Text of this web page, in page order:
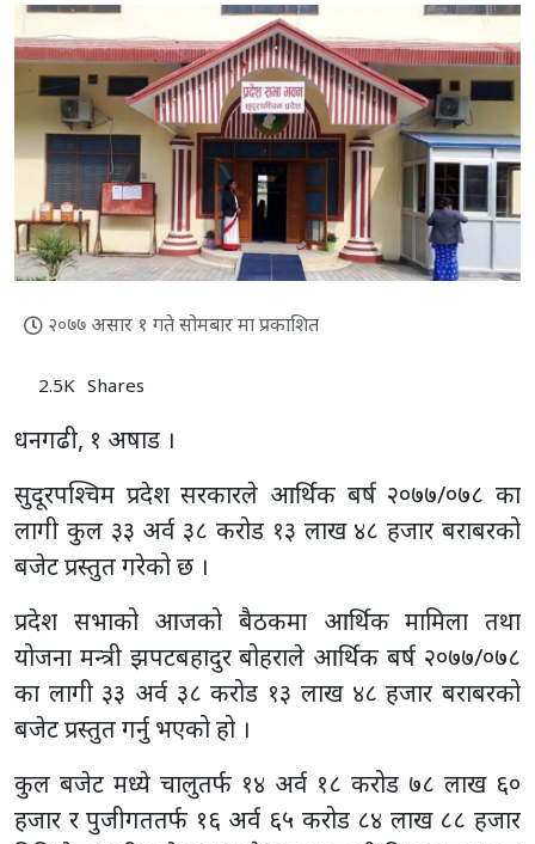
२०७७ असार १ गते सोमबार मा प्रकाशित
2.5K Shares
धनगढी, १ अषाड ।
सुदूरपश्चिम प्रदेश सरकारले आर्थिक बर्ष २०७७/०७८ का
लागी कुल ३३ अर्व ३८ करोड १३ लाख ४८ हजार बराबरको
बजेट प्रस्तुत गरेको छ ।
प्रदेश सभाको आजको बैठकमा आर्थिक मामिला तथा
योजना मन्त्री झपटबहादुर बोहराले आर्थिक बर्ष २०७७/०७८
का लागी ३३ अर्व ३८ करोड १३ लाख ४८ हजार बराबरको
बजेट प्रस्तुत गर्नु भएको हो ।
कुल बजेट मध्ये चालुतर्फ १४ अर्व १८ करोड ७८ लाख ६०
हजार र पुजीगततर्फ १६ अर्व ६५ करोड ८४ लाख ८८ हजार